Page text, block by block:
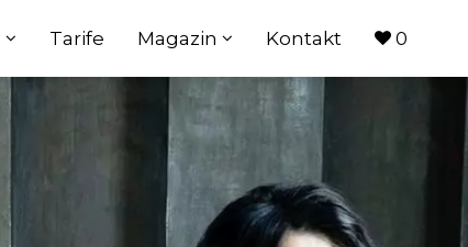
Tarife Magazin Kontakt 0